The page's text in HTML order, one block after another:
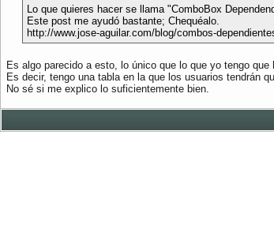
Lo que quieres hacer se llama "ComboBox
Este post me ayudó bastante; Chequéalo.
http://www.jose-aguilar.com/blog/combos-
Es algo parecido a esto, lo único que lo que yo tengo
Es decir, tengo una tabla en la que los usuarios tendrán
No sé si me explico lo suficientemente bien.